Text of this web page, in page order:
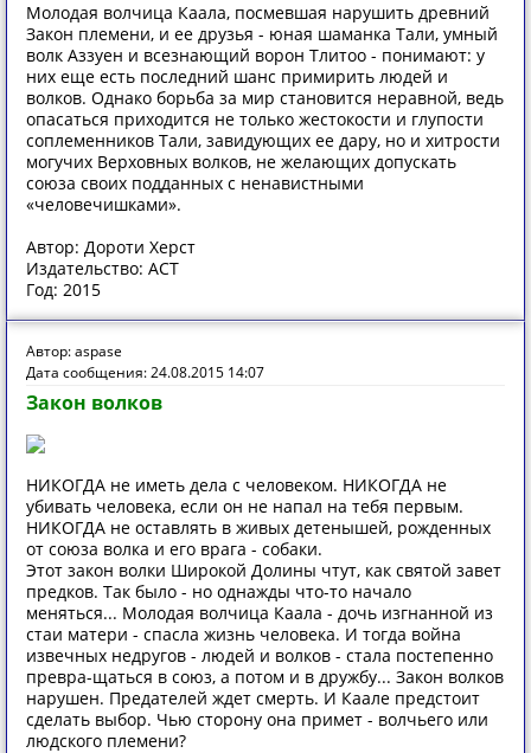
Молодая волчица Каала, посмевшая нарушить древний
Закон племени, и ее друзья - юная шаманка Тали, умный
волк Аззуен и всезнающий ворон Тлитоо - понимают: у
них еще есть последний шанс примирить людей и
волков. Однако борьба за мир становится неравной, ведь
опасаться приходится не только жестокости и глупости
соплеменников Тали, завидующих ее дару, но и хитрости
могучих Верховных волков, не желающих допускать
союза своих подданных с ненавистными
«человечишками».
Автор: Дороти Херст
Издательство: АСТ
Год: 2015
Автор: aspase
Дата сообщения: 24.08.2015 14:07
Закон волков
НИКОГДА не иметь дела с человеком. НИКОГДА не
убивать человека, если он не напал на тебя первым.
НИКОГДА не оставлять в живых детенышей, рожденных
от союза волка и его врага - собаки.
Этот закон волки Широкой Долины чтут, как святой завет
предков. Так было - но однажды что-то начало
меняться... Молодая волчица Каала - дочь изгнанной из
стаи матери - спасла жизнь человека. И тогда война
извечных недругов - людей и волков - стала постепенно
превра-щаться в союз, а потом и в дружбу... Закон волков
нарушен. Предателей ждет смерть. И Каале предстоит
сделать выбор. Чью сторону она примет - волчьего или
людского племени?